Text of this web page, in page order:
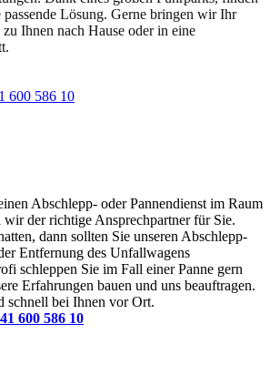
Lösung. Gerne bringen wir Ihr
Ihnen nach Hause oder in eine
600 586 10
Abschlepp- oder Pannendienst im Raum
der richtige Ansprechpartner für Sie.
dann sollten Sie unseren Abschlepp-
Entfernung des Unfallwagens
schleppen Sie im Fall einer Panne gern
Erfahrungen bauen und uns beauftragen.
schnell bei Ihnen vor Ort.
600 586 10